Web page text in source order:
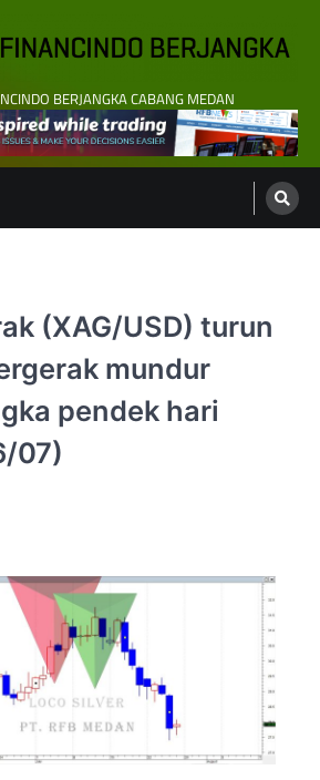
BERJANGKA CABANG MEDAN
(XAG/USD) turun
mundur
pendek hari
07)